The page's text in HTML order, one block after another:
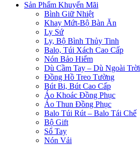
Sản Phẩm Khuyến Mãi
Bình Giữ Nhiệt
Khay Mứt-Bộ Bàn Ăn
Ly Sứ
Ly, Bộ Bình Thủy Tinh
Balo, Túi Xách Cao Cấp
Nón Bảo Hiểm
Dù Cầm Tay – Dù Ngoài Trời
Đồng Hồ Treo Tường
Bút Bi, Bút Cao Cấp
Áo Khoác Đồng Phục
Áo Thun Đồng Phục
Balo Túi Rút – Balo Tái Chế
Bộ Gift
Sổ Tay
Nón Vải